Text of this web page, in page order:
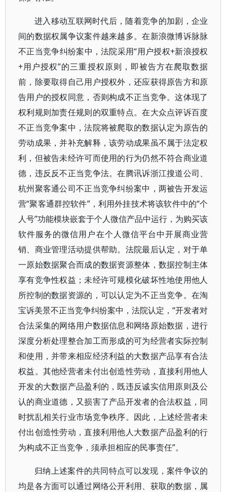
进入移动互联网时代后，随着竞争的加剧，企业
间的数据权属争议案件越来越多。在新浪微博诉脉脉
不正当竞争纠纷案中，法院采用“用户授权+新浪授权
+用户授权”的三重授权原则，即被告方在爬取数据
前，除要取得自己用户授权外，还应获得原告方和原
告用户的授权同意，否则构成不正当竞争。这体现了
权利规则加责任规则的双重特点。在大众点评诉百度
不正当竞争案中，法院将被爬取的数据认定为原告的
劳动成果，并补充解释，该劳动成果虽不属于法定权
利，但被告未经许可而使用的行为仍然不符合商业道
德，违反反不正当竞争法。在腾讯诉浙江搜道公司、
杭州聚客通公司不正当竞争纠纷案中，两被告开发运
营“聚客通群控软件”，利用外挂技术将该软件中的“个
人号”功能模块嵌套于个人微信产品中运行，为购买该
软件服务的微信用户在个人微信平台中开展商业营
销、商业管理活动提供帮助。法院最后认定，对于单
一原始数据聚合而成的数据资源整体，数据控制主体
享有竞争性权益；未经许可规模化破坏性地使用他人
所控制的数据资源的，可以认定为不正当竞争。在淘
宝诉美景不正当竞争纠纷案中，法院认定，“开发者对
合法采集的网络用户数据信息和网络原始数据，进行
深度分析处理整合加工而形成的可为经营者实际控制
和使用，并带来相应经济利益的大数据产品享有合法
权益。其他经营者未付出创造性劳动，直接利用他人
开发的大数据产品盈利的，既违反诚实信用原则及公
认的商业道德，又损害了产品开发者的合法权益，同
时扰乱相关行业市场竞争秩序。因此，上述经营者未
付出创造性劳动，直接利用他人大数据产品盈利的行
为构成不正当竞争，须承担相应的民事责任”。
归纳上述案件的共同特点可以发现，案件争议的
均是各方面可以通过网络公开利用、获取的数据，属